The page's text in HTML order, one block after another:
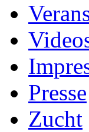
Presse
Zucht